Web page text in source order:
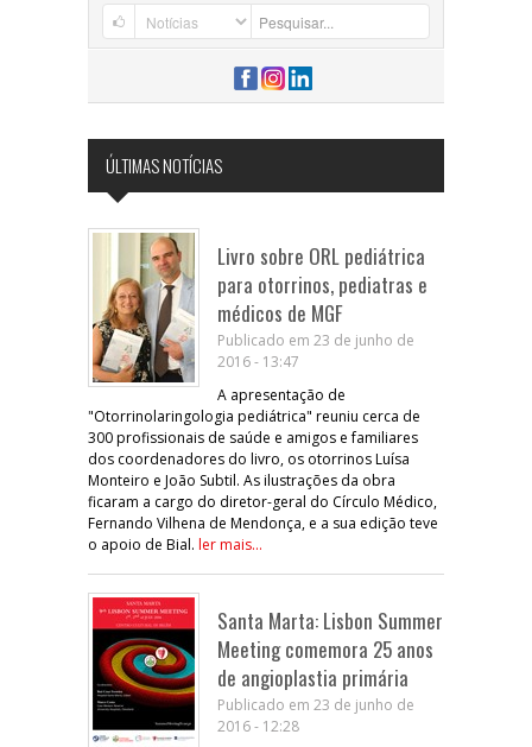
ÚLTIMAS NOTÍCIAS
Livro sobre ORL pediátrica
para otorrinos, pediatras e
médicos de MGF
Publicado em 23 de junho de
2016 - 13:47
A apresentação de
"Otorrinolaringologia pediátrica" reuniu cerca de
300 profissionais de saúde e amigos e familiares
dos coordenadores do livro, os otorrinos Luísa
Monteiro e João Subtil. As ilustrações da obra
ficaram a cargo do diretor-geral do Círculo Médico,
Fernando Vilhena de Mendonça, e a sua edição teve
o apoio de Bial. ler mais...
Santa Marta: Lisbon Summer
Meeting comemora 25 anos
de angioplastia primária
Publicado em 23 de junho de
2016 - 12:28